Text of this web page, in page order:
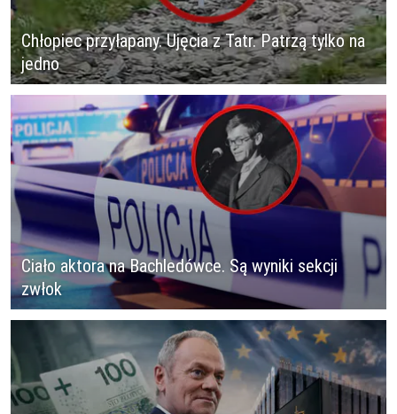
Chłopiec przyłapany. Ujęcia z Tatr. Patrzą tylko na
jedno
Ciało aktora na Bachledówce. Są wyniki sekcji
zwłok